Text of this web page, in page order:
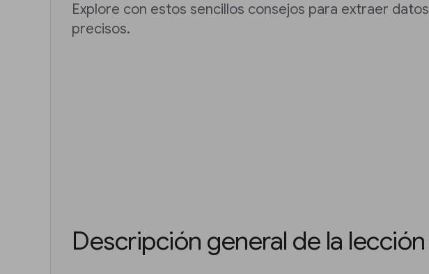
Explore con estos sencillos consejos para extraer datos
precisos.
Descripción general de la lección